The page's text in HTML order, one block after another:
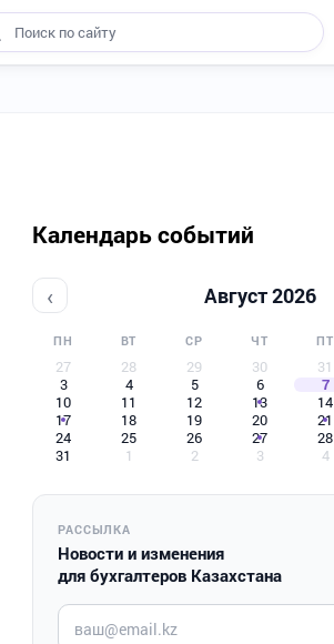
Календарь событий
‹ Август 2026
ПН ВТ СР ЧТ ПТ
27 28 29 30 31
3
4 5 6 7
10
11 12 13 14
17
18 19 20 21
24
25 26 27 28
31
1 2 3 4
РАССЫЛКА
Новости и изменения
для бухгалтеров Казахстана
Введите ваш e-mail